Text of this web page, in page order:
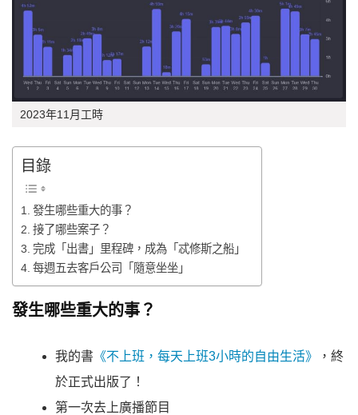
2023年11月工時
目錄
發生哪些重大的事？
接了哪些案子？
完成「出書」里程碑，成為「忒修斯之船」
每週五去客戶公司「隨意坐坐」
發生哪些重大的事？
我的書 《不上班，每天上班3小時的自由生活》
，終
於正式出版了！
第一次去上廣播節目